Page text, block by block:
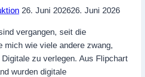
26. Juni 202626. Juni 2026
vergangen, seit die
mich wie viele andere zwang,
zu verlegen. Aus Flipchart
wurden digitale